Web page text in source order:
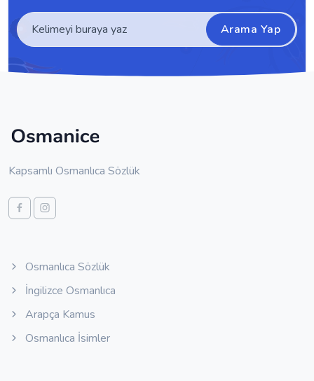
Arama Yap
Kapsamlı Osmanlıca Sözlük
Osmanlıca Sözlük
İngilizce Osmanlıca
Arapça Kamus
Osmanlıca İsimler